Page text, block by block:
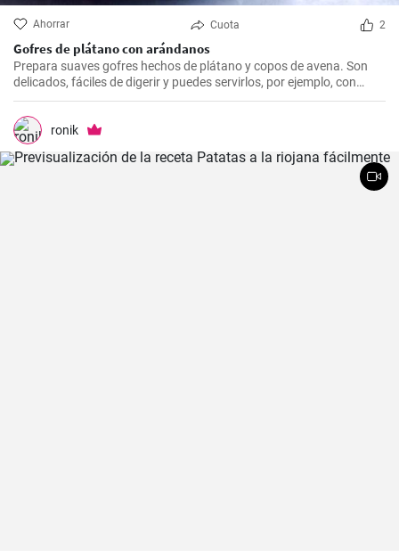
Ahorrar Cuota 2
Gofres de plátano con arándanos
Prepara suaves gofres hechos de plátano y copos de avena. Son
delicados, fáciles de digerir y puedes servirlos, por ejemplo, con
arándanos frescos y sirope de arándanos.
ronik